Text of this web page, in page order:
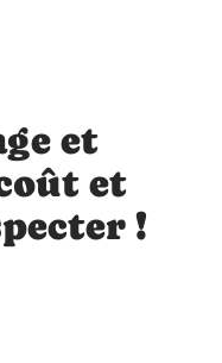
et
et
!